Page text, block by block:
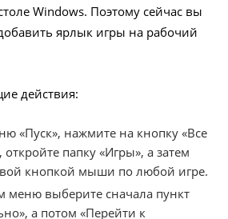
Windows. Поэтому сейчас вы
ярлык игры на рабочий
действия:
«Пуск», нажмите на кнопку «Все
папку «Игры», а затем
кнопкой мыши по любой игре.
меню выберите сначала пункт
а потом «Перейти к